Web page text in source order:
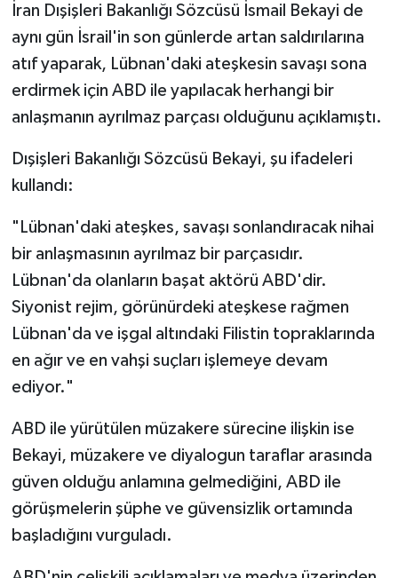
İran Dışişleri Bakanlığı Sözcüsü İsmail Bekayi de
aynı gün İsrail'in son günlerde artan saldırılarına
atıf yaparak, Lübnan'daki ateşkesin savaşı sona
erdirmek için ABD ile yapılacak herhangi bir
anlaşmanın ayrılmaz parçası olduğunu açıklamıştı.
Dışişleri Bakanlığı Sözcüsü Bekayi, şu ifadeleri
kullandı:
"Lübnan'daki ateşkes, savaşı sonlandıracak nihai
bir anlaşmasının ayrılmaz bir parçasıdır.
Lübnan'da olanların başat aktörü ABD'dir.
Siyonist rejim, görünürdeki ateşkese rağmen
Lübnan'da ve işgal altındaki Filistin topraklarında
en ağır ve en vahşi suçları işlemeye devam
ediyor."
ABD ile yürütülen müzakere sürecine ilişkin ise
Bekayi, müzakere ve diyalogun taraflar arasında
güven olduğu anlamına gelmediğini, ABD ile
görüşmelerin şüphe ve güvensizlik ortamında
başladığını vurguladı.